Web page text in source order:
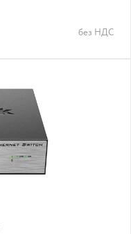
без НДС